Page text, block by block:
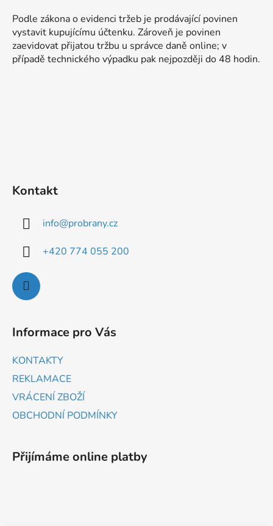
Podle zákona o evidenci tržeb je prodávající povinen
vystavit kupujícímu účtenku. Zároveň je povinen
zaevidovat přijatou tržbu u správce daně online; v
případě technického výpadku pak nejpozději do 48 hodin.
Kontakt
info@probrany.cz
+420 774 055 200
Informace pro Vás
KONTAKTY
REKLAMACE
VRÁCENÍ ZBOŽÍ
OBCHODNÍ PODMÍNKY
Přijímáme online platby